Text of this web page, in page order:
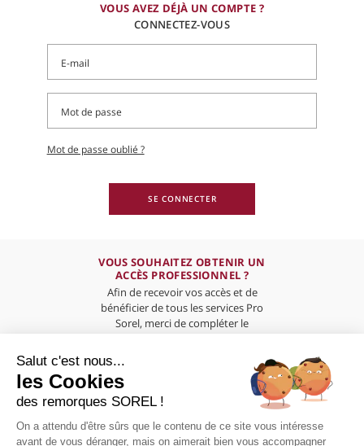
VOUS AVEZ DÉJÀ UN COMPTE ?
CONNECTEZ-VOUS
Mot de passe oublié ?
SE CONNECTER
VOUS SOUHAITEZ OBTENIR UN
ACCÈS PROFESSIONNEL ?
Afin de recevoir vos accès et de
bénéficier de tous les services Pro
Sorel, merci de compléter le
PRÉSENTATION
Salut c'est nous...
les Cookies
des remorques SOREL !
On a attendu d'être sûrs que le contenu de ce site vous intéresse
avant de vous déranger, mais on aimerait bien vous accompagner